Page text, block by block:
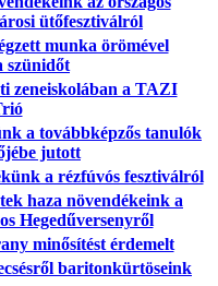
ütőfesztiválról
munka örömével
szünidőt
zeneiskolában a TAZI
a továbbképzős tanulók
jutott
a rézfúvós fesztiválról
haza növendékeink a
Hegedűversenyről
minősítést érdemelt
baritonkürtöseink